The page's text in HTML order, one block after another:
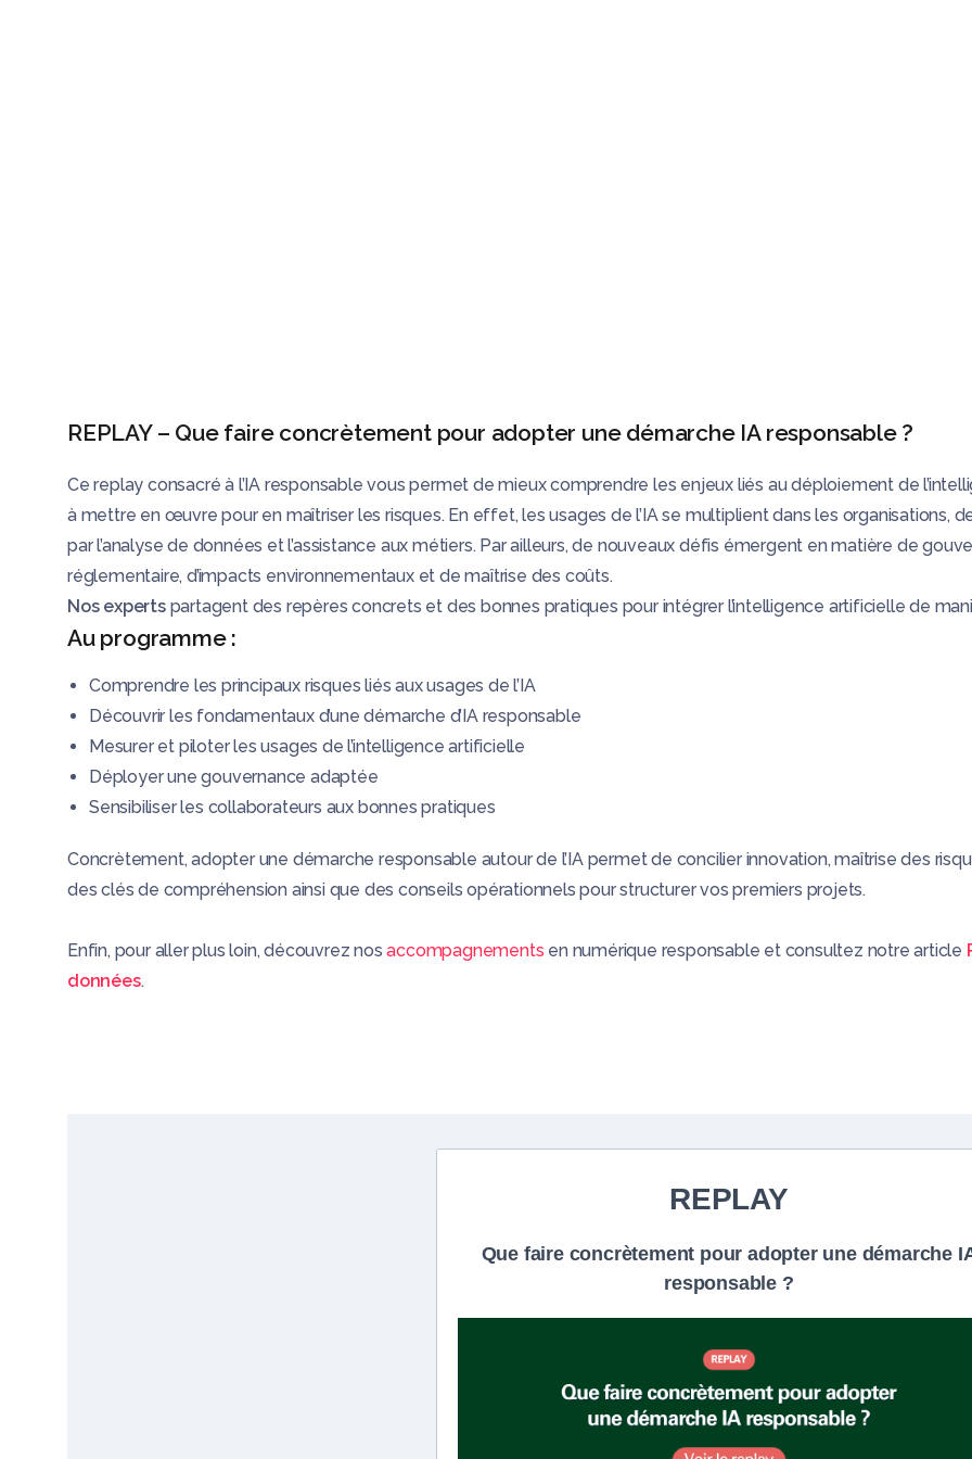
REPLAY – Que faire concrètement pour adopter une démarche IA responsable ?
Ce replay consacré à l’IA responsable vous permet de mieux comprendre les enjeux liés au déploiement de
à mettre en œuvre pour en maîtriser les risques. En effet, les usages de l’IA se multiplient dans les organisations,
par l’analyse de données et l’assistance aux métiers. Par ailleurs, de nouveaux défis émergent en matière de
réglementaire, d’impacts environnementaux et de maîtrise des coûts.
Nos expertspartagent des repères concrets et des bonnes pratiques pour intégrer l’intelligence artificielle de
Au programme :
Comprendre les principaux risques liés aux usages de l’IA
Découvrir les fondamentaux d’une démarche d’IA responsable
Mesurer et piloter les usages de l’intelligence artificielle
Déployer une gouvernance adaptée
Sensibiliser les collaborateurs aux bonnes pratiques
Concrètement, adopter une démarche responsable autour de l’IA permet de concilier innovation, maîtrise des
des clés de compréhension ainsi que des conseils opérationnels pour structurer vos premiers projets.
Enfin, pour aller plus loin, découvrez nosaccompagnements en numérique responsable et consultez notre article
données.
REPLAY
Que faire concrètement pour adopter une démarche
responsable ?